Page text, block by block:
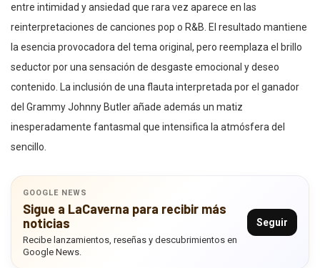
entre intimidad y ansiedad que rara vez aparece en las
reinterpretaciones de canciones pop o R&B. El resultado mantiene
la esencia provocadora del tema original, pero reemplaza el brillo
seductor por una sensación de desgaste emocional y deseo
contenido. La inclusión de una flauta interpretada por el ganador
del Grammy Johnny Butler añade además un matiz
inesperadamente fantasmal que intensifica la atmósfera del
sencillo.
GOOGLE NEWS
Sigue a LaCaverna para recibir más
noticias
Recibe lanzamientos, reseñas y descubrimientos en
Google News.
Seguir